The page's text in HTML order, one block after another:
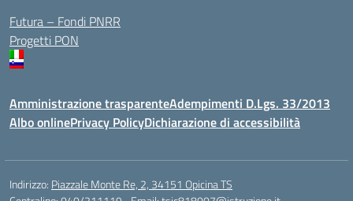
Futura – Fondi PNRR
Progetti PON
Amministrazione trasparenteAdempimenti D.Lgs. 33/2013
Albo onlinePrivacy PolicyDichiarazione di accessibilità
Indirizzo: Piazzale Monte Re, 2, 34151 Opicina TS